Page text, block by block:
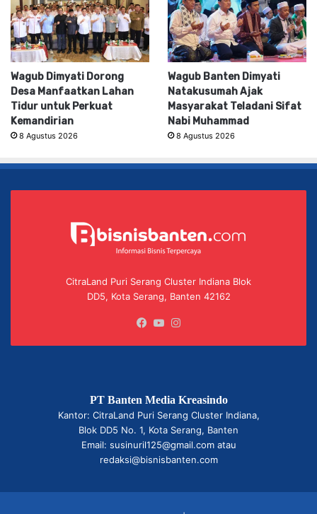
Wagub Dimyati Dorong
Desa Manfaatkan Lahan
Tidur untuk Perkuat
Kemandirian
8 Agustus 2026
Wagub Banten Dimyati
Natakusumah Ajak
Masyarakat Teladani Sifat
Nabi Muhammad
8 Agustus 2026
CitraLand Puri Serang Cluster Indiana Blok
DD5, Kota Serang, Banten 42162
Facebook
YouTube
PT Banten Media Kreasindo
Kantor: CitraLand Puri Serang Cluster Indiana,
Blok DD5 No. 1, Kota Serang, Banten
Email: susinuril125@gmail.com atau
redaksi@bisnisbanten.com